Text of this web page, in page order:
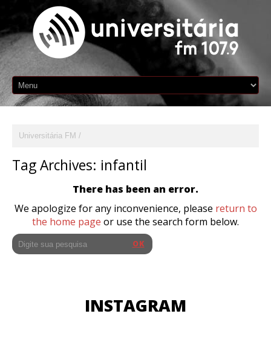
Universitária FM
Tag Archives: infantil
There has been an error.
We apologize for any inconvenience, please return to
the home page or use the search form below.
INSTAGRAM